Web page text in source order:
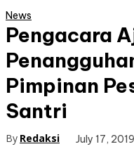
News
Pengacara
Pimpinan
Santri
By Redaksi July 17, 2019